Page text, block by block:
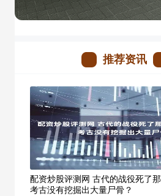
推荐资讯
配资炒股评测网 古代的战役死了
考古没有挖掘出大量尸骨？